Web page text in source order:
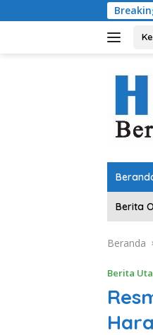
ke
Berita
Beranda
Berita